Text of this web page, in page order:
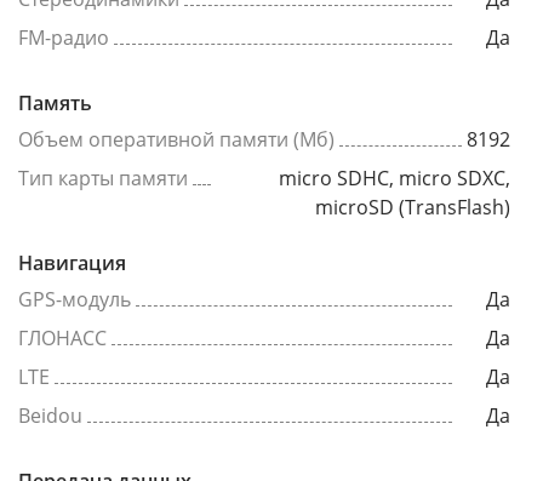
FM-радио
Да
Память
Объем оперативной памяти (Мб)
8192
Тип карты памяти
micro SDHC, micro SDXC,
microSD (TransFlash)
Навигация
GPS-модуль
Да
ГЛОНАСС
Да
LTE
Да
Beidou
Да